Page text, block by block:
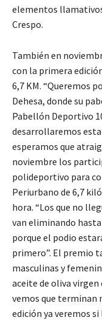
elementos
Crespo.
También en
con la primera
6,7 KM. “Queremos
Dehesa, donde su
Pabellón Deportivo
desarrollaremos
esperamos que
noviembre los
polideportivo para
Periurbano de 6,7
hora. “Los que no
van eliminando
porque el podio
primero”. El premio
masculinas y
aceite de oliva virgen
vemos que terminan
edición ya veremos